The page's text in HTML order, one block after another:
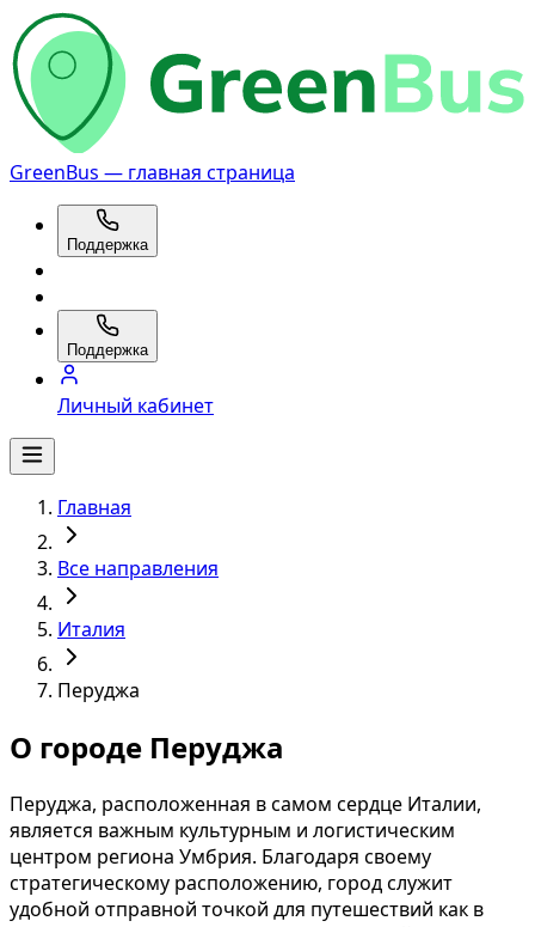
GreenBus — главная страница
Поддержка
Поддержка
Личный кабинет
Главная
Все направления
Италия
Перуджа
О городе Перуджа
Перуджа, расположенная в самом сердце Италии,
является важным культурным и логистическим
центром региона Умбрия. Благодаря своему
стратегическому расположению, город служит
удобной отправной точкой для путешествий как в